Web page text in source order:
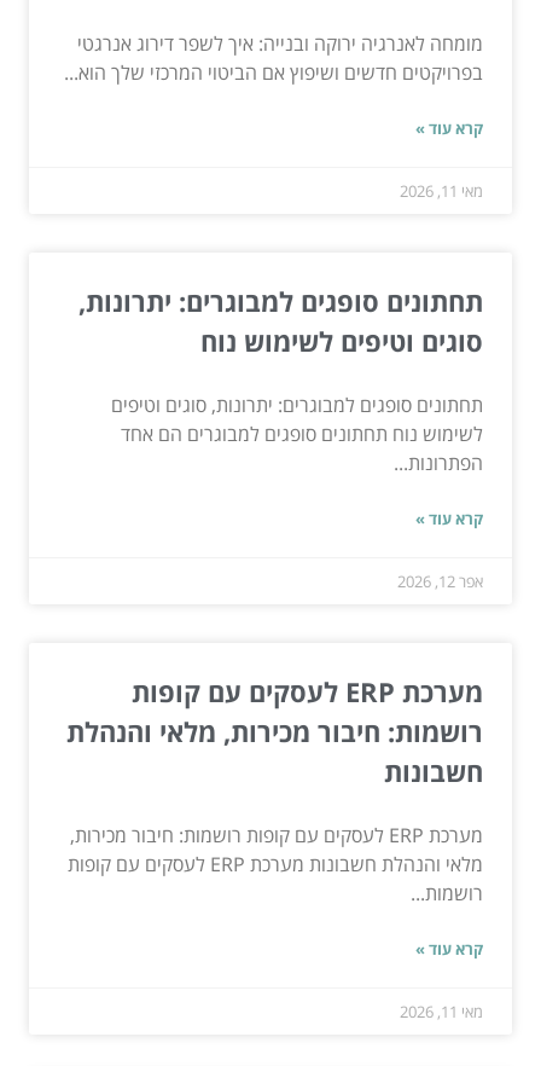
מומחה לאנרגיה ירוקה ובנייה: איך לשפר דירוג אנרגטי
בפרויקטים חדשים ושיפוץ אם הביטוי המרכזי שלך הוא...
קרא עוד »
מאי 11, 2026
תחתונים סופגים למבוגרים: יתרונות,
סוגים וטיפים לשימוש נוח
תחתונים סופגים למבוגרים: יתרונות, סוגים וטיפים
לשימוש נוח תחתונים סופגים למבוגרים הם אחד
הפתרונות...
קרא עוד »
אפר 12, 2026
מערכת ERP לעסקים עם קופות
רושמות: חיבור מכירות, מלאי והנהלת
חשבונות
מערכת ERP לעסקים עם קופות רושמות: חיבור מכירות,
מלאי והנהלת חשבונות מערכת ERP לעסקים עם קופות
רושמות...
קרא עוד »
מאי 11, 2026